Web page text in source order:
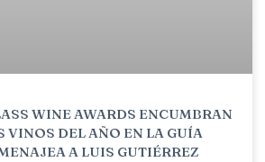
WINE AWARDS ENCUMBRAN
VINOS DEL AÑO EN LA GUÍA
A LUIS GUTIÉRREZ